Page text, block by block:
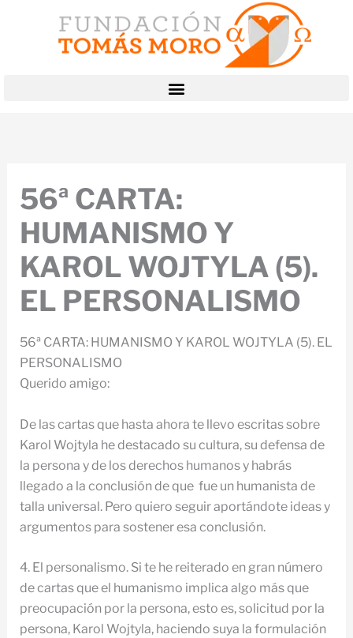
56ª CARTA:
HUMANISMO Y
KAROL WOJTYLA (5).
EL PERSONALISMO
56ª CARTA: HUMANISMO Y KAROL WOJTYLA (5). EL
PERSONALISMO
Querido amigo:
De las cartas que hasta ahora te llevo escritas sobre
Karol Wojtyla he destacado su cultura, su defensa de
la persona y de los derechos humanos y habrás
llegado a la conclusión de que fue un humanista de
talla universal. Pero quiero seguir aportándote ideas y
argumentos para sostener esa conclusión.
4. El personalismo. Si te he reiterado en gran número
de cartas que el humanismo implica algo más que
preocupación por la persona, esto es, solicitud por la
persona, Karol Wojtyla, haciendo suya la formulación